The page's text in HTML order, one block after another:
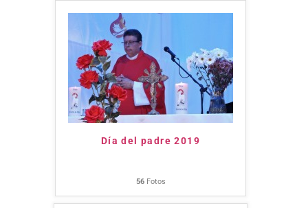
Día del padre 2019
56Fotos